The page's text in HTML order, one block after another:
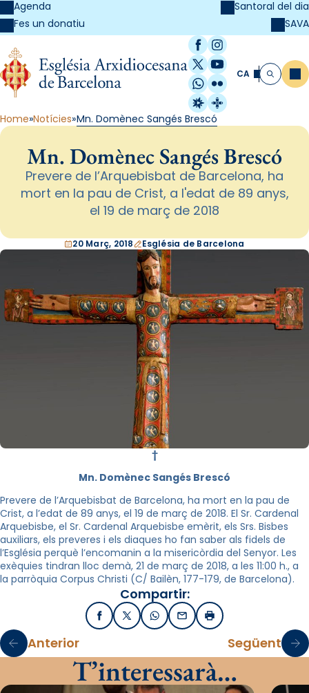
Agenda
Fes un donatiu
Santoral del dia
SAVA
Facebook
Instagram
X / Twitter
YouTube
WhatsApp
Flickr
Radio Estel
Catalunya
CA Cerca
Home Notícies Mn. Domènec Sangés Brescó
Mn. Domènec Sangés Brescó
Prevere de l’Arquebisbat de Barcelona, ha
mort en la pau de Crist, a l'edat de 89 anys,
el 19 de març de 2018
20 Març, 2018 Església de Barcelona
†
Mn. Domènec Sangés Brescó
Prevere de l’Arquebisbat de Barcelona, ha mort en la pau de
Crist, a l’edat de 89 anys, el 19 de març de 2018. El Sr. Cardenal
Arquebisbe, el Sr. Cardenal Arquebisbe emèrit, els Srs. Bisbes
auxiliars, els preveres i els diaques ho fan saber als fidels de
l’Església perquè l’encomanin a la misericòrdia del Senyor. Les
exèquies tindran lloc demà, 21 de març de 2018, a les 11:00 h., a
la parròquia Corpus Christi (C/ Bailèn, 177-179, de Barcelona).
Compartir:
FacebookX / TwitterWhatsApp
EmailImprimir
Anterior Següent
T’interessarà…